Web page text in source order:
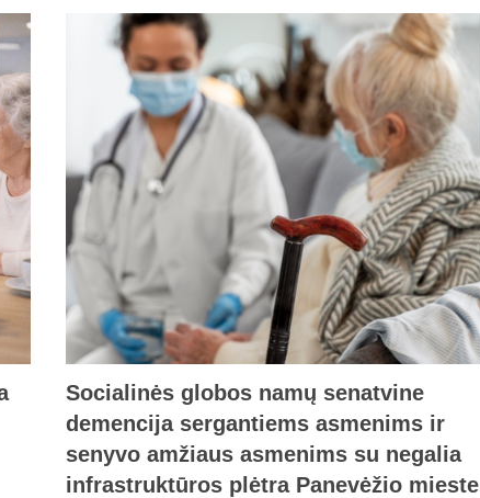
Socialinės globos namų senatvine
demencija sergantiems asmenims ir
senyvo amžiaus asmenims su negalia
infrastruktūros plėtra Panevėžio mieste